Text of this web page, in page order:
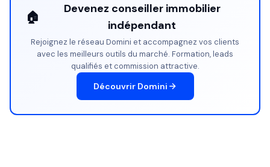
🏠
Devenez conseiller immobilier
indépendant
Rejoignez le réseau Domini et accompagnez vos clients
avec les meilleurs outils du marché. Formation, leads
qualifiés et commission attractive.
Découvrir Domini